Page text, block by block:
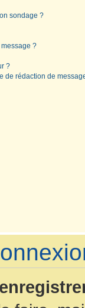
sondage ?
?
?
de rédaction de